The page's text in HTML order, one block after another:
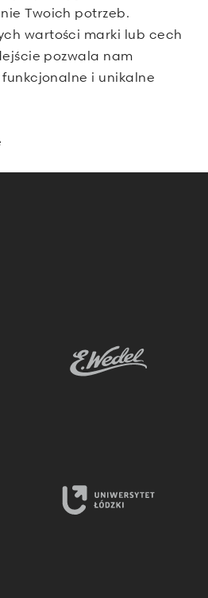
Twoich potrzeb.
wartości marki lub cech
pozwala nam
i unikalne